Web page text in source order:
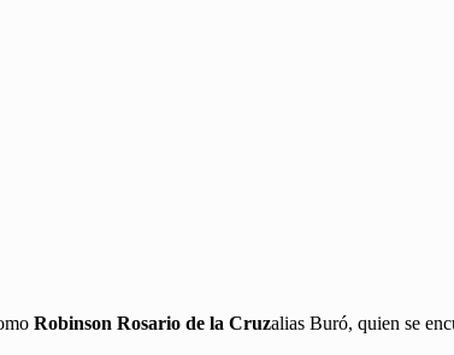
Robinson Rosario de la Cruzalias Buró, quien se